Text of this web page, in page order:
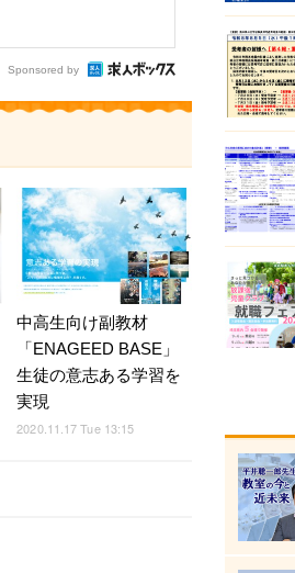
Sponsored by
中高生向け副教材
「ENAGEED BASE」
生徒の意志ある学習を
実現
2020.11.17 Tue 13:15